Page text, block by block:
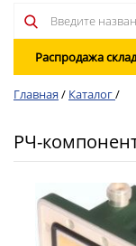
Распродажа
Главная / Каталог/
РЧ-